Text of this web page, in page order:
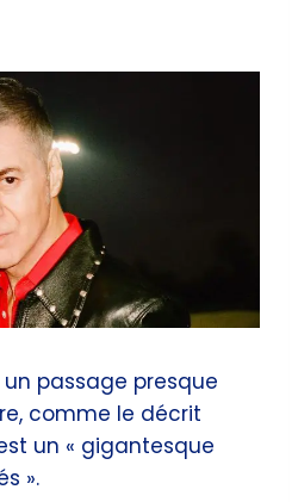
passage presque
comme le décrit
un « gigantesque
».